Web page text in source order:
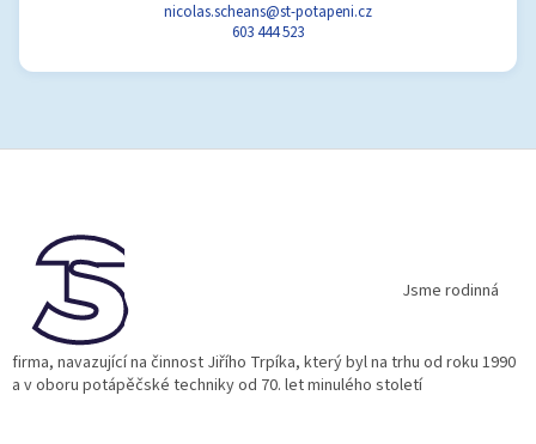
nicolas.scheans@st-potapeni.cz
603 444 523
Jsme rodinná
firma, navazující na činnost Jiřího Trpíka, který byl na trhu od roku 1990
a v oboru potápěčské techniky od 70. let minulého století